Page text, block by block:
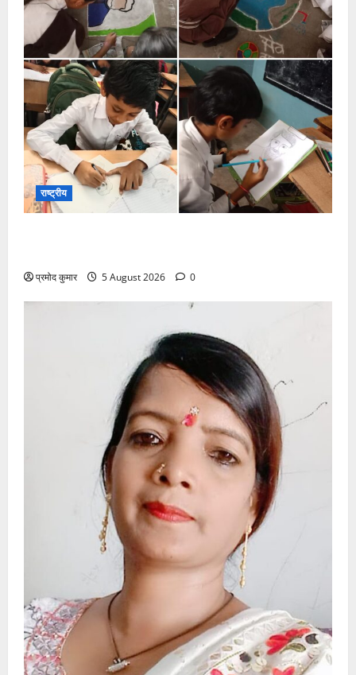
राष्ट्रीय
प्रमोद कुमार 5 August 2026 0